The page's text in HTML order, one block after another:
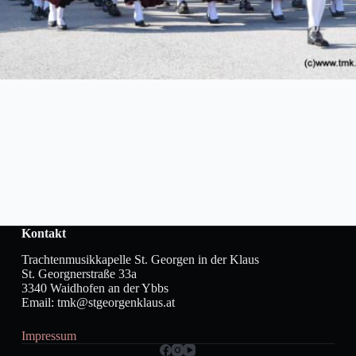
Kontakt
Trachtenmusikkapelle St. Georgen in der Klaus
St. Georgnerstraße 33a
3340 Waidhofen an der Ybbs
Email: tmk@stgeorgenklaus.at
Impressum